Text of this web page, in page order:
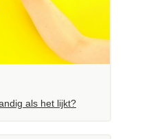
als het lijkt?